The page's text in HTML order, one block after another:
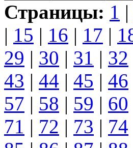
Страницы: 1 |
| 15 | 16 | 17 |
29 | 30 | 31 | 32
43 | 44 | 45 | 46
57 | 58 | 59 | 60
71 | 72 | 73 | 74